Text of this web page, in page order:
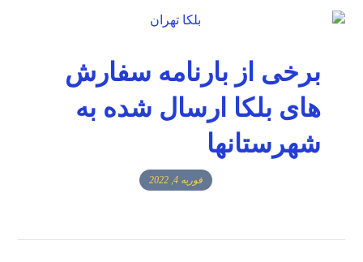
برخی از بارنامه سفارش
های بلکا ارسال شده به
شهرستانها
فوریه 4, 2022